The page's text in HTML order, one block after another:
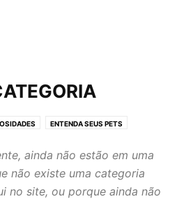
ENTENDA SEUS PETS
ainda não estão em uma
não existe uma categoria
no site, ou porque ainda não